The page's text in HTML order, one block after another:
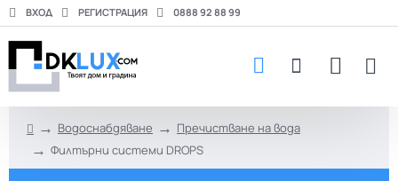
ВХОД РЕГИСТРАЦИЯ 0888 92 88 99
Водоснабдяване
Пречистване на вода
Филтърни системи DROPS